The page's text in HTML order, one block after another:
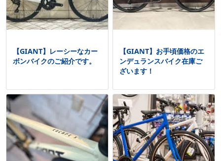
【GIANT】レーシーなカー
ボンバイクのご紹介です。
【GIANT】お手頃価格のエ
ンデュランスバイク在庫ご
ざいます！